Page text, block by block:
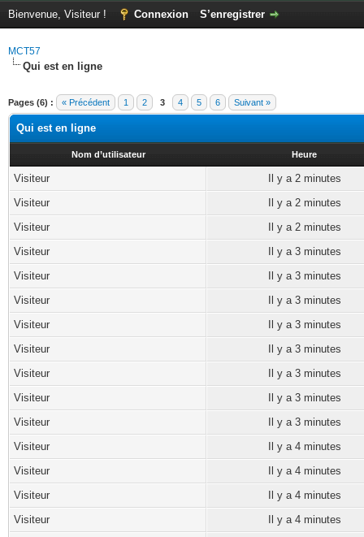
Bienvenue, Visiteur ! Connexion S’enregistrer
MCT57
Qui est en ligne
Pages (6) : « Précédent 1 2 3 4 5 6 Suivant »
Qui est en ligne
Nom d’utilisateur Heure
Visiteur
Il y a 2 minutes
Visiteur
Il y a 2 minutes
Visiteur
Il y a 2 minutes
Visiteur
Il y a 3 minutes
Visiteur
Il y a 3 minutes
Visiteur
Il y a 3 minutes
Visiteur
Il y a 3 minutes
Visiteur
Il y a 3 minutes
Visiteur
Il y a 3 minutes
Visiteur
Il y a 3 minutes
Visiteur
Il y a 3 minutes
Visiteur
Il y a 4 minutes
Visiteur
Il y a 4 minutes
Visiteur
Il y a 4 minutes
Visiteur
Il y a 4 minutes